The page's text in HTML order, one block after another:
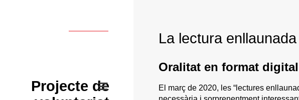
Projecte de
La lectura enllaunada
Oralitat en format digital
El març de 2020, les “lectures